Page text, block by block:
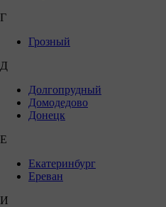
Г
Грозный
Д
Долгопрудный
Домодедово
Донецк
Е
Екатеринбург
Ереван
И